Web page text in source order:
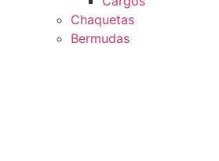
Chaquetas
Bermudas